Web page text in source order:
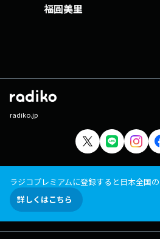
福圓美里
radiko.jp
ラジコプレミアムに登録すると日本全国
詳しくはこちら